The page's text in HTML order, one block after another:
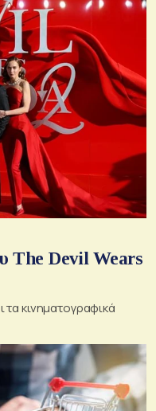
The Devil Wears
τα κινηματογραφικά